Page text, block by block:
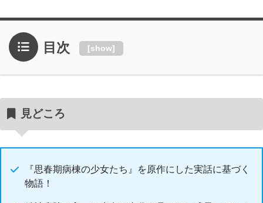
目次 [show]
見どころ
『思春期病棟の少女たち』を原作にした実話に基づく
物語！